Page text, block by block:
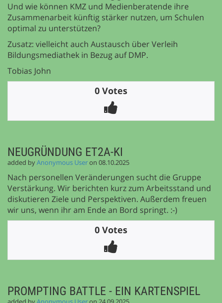
Und wie können KMZ und Medienberatende ihre
Zusammenarbeit künftig stärker nutzen, um Schulen
optimal zu unterstützen?
Zusatz: vielleicht auch Austausch über Verleih
Bildungsmediathek in Bezug auf DMP.
Tobias John
0 Votes
NEUGRÜNDUNG ET2A-KI
added byAnonymous Useron 08.10.2025
Nach personellen Veränderungen sucht die Gruppe
Verstärkung. Wir berichten kurz zum Arbeitsstand und
diskutieren Ziele und Perspektiven. Außerdem freuen
wir uns, wenn ihr am Ende an Bord springt. :-)
0 Votes
PROMPTING BATTLE - EIN KARTENSPIEL